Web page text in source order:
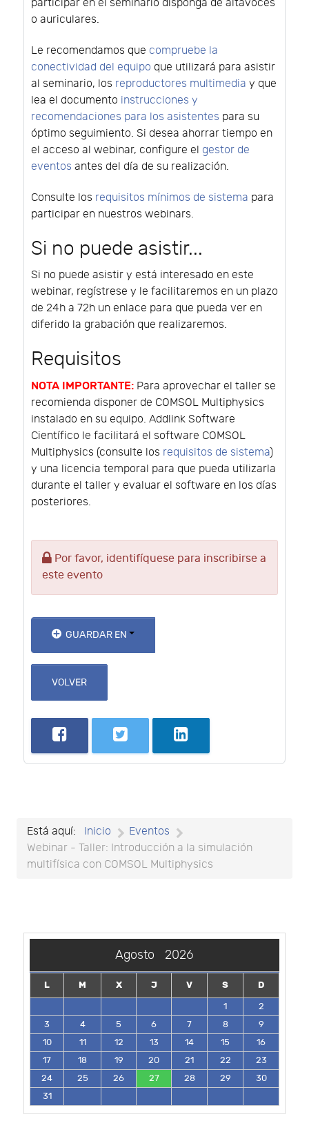
participar en el seminario disponga de altavoces
o auriculares.
Le recomendamos que compruebe la
conectividad del equipo que utilizará para asistir
al seminario, los reproductores multimedia y que
lea el documento instrucciones y
recomendaciones para los asistentes para su
óptimo seguimiento. Si desea ahorrar tiempo en
el acceso al webinar, configure el gestor de
eventos antes del día de su realización.
Consulte los requisitos mínimos de sistema para
participar en nuestros webinars.
Si no puede asistir...
Si no puede asistir y está interesado en este
webinar, regístrese y le facilitaremos en un plazo
de 24h a 72h un enlace para que pueda ver en
diferido la grabación que realizaremos.
Requisitos
NOTA IMPORTANTE: Para aprovechar el taller se
recomienda disponer de COMSOL Multiphysics
instalado en su equipo. Addlink Software
Científico le facilitará el software COMSOL
Multiphysics (consulte los requisitos de sistema)
y una licencia temporal para que pueda utilizarla
durante el taller y evaluar el software en los días
posteriores.
Por favor, identifíquese para inscribirse a
este evento
GUARDAR EN
VOLVER
Está aquí: Inicio
Eventos
Webinar - Taller: Introducción a la simulación
multifísica con COMSOL Multiphysics
Agosto 2026
L M X J V S
D
1
2
3
4 5 6 7 8
9
10
11 12 13 14 15
16
17
18 19 20 21 22
23
24
25 26 27 28 29
30
31